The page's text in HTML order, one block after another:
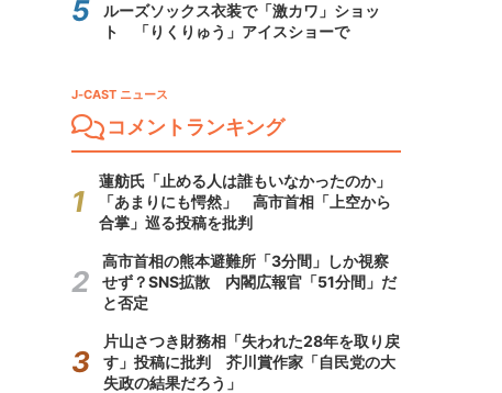
ルーズソックス衣装で「激カワ」ショッ
ト 「りくりゅう」アイスショーで
J-CAST ニュース
コメントランキング
蓮舫氏「止める人は誰もいなかったのか」
「あまりにも愕然」 高市首相「上空から
合掌」巡る投稿を批判
高市首相の熊本避難所「3分間」しか視察
せず？SNS拡散 内閣広報官「51分間」だ
と否定
片山さつき財務相「失われた28年を取り戻
す」投稿に批判 芥川賞作家「自民党の大
失政の結果だろう」